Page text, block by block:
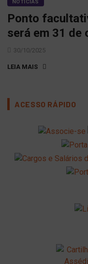
NOTÍCIAS
Ponto
será em 31 de
30/10/2025
LEIA MAIS
ACESSO RÁPIDO